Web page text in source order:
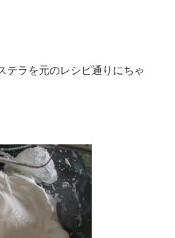
テラを元のレシピ通りにちゃ